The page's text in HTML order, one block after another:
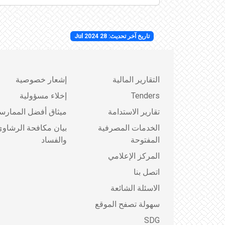
تاريخ آخر تحديث: 28 Jul 2024
التقارير المالية
Tenders
تقارير الاستدامة
الخدمات المصرفية
المفتوحة
المركز الإعلامي
اتصل بنا
الاسئلة الشائعة
سهولة تصفح الموقع
SDG
إشعار خصوصية
إخلاء مسؤولية
ميثاق أفضل
بيان مكافحة
والفساد